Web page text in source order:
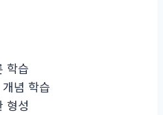
학습
념 학습
형성